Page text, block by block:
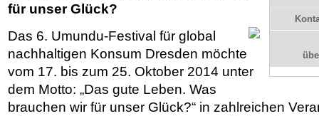
für unser Glück?
Das 6. Umundu-Festival für global
nachhaltigen Konsum Dresden möchte
vom 17. bis zum 25. Oktober 2014 unter
dem Motto: „Das gute Leben. Was
brauchen wir für unser Glück?“ in zahlreichen